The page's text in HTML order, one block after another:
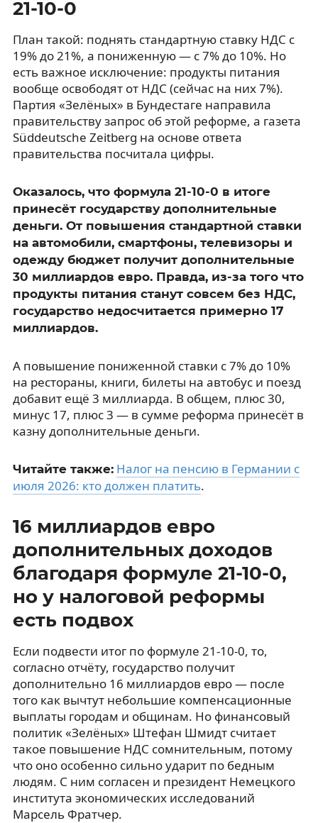
21-10-0
План такой: поднять стандартную ставку НДС с
19% до 21%, а пониженную — с 7% до 10%. Но
есть важное исключение: продукты питания
вообще освободят от НДС (сейчас на них 7%).
Партия «Зелёных» в Бундестаге направила
правительству запрос об этой реформе, а газета
Süddeutsche Zeitberg на основе ответа
правительства посчитала цифры.
Оказалось, что формула 21-10-0 в итоге
принесёт государству дополнительные
деньги. От повышения стандартной ставки
на автомобили, смартфоны, телевизоры и
одежду бюджет получит дополнительные
30 миллиардов евро. Правда, из-за того что
продукты питания станут совсем без НДС,
государство недосчитается примерно 17
миллиардов.
А повышение пониженной ставки с 7% до 10%
на рестораны, книги, билеты на автобус и поезд
добавит ещё 3 миллиарда. В общем, плюс 30,
минус 17, плюс 3 — в сумме реформа принесёт в
казну дополнительные деньги.
Читайте также: Налог на пенсию в Германии с
июля 2026: кто должен платить.
16 миллиардов евро
дополнительных доходов
благодаря формуле 21-10-0,
но у налоговой реформы
есть подвох
Если подвести итог по формуле 21-10-0, то,
согласно отчёту, государство получит
дополнительно 16 миллиардов евро — после
того как вычтут небольшие компенсационные
выплаты городам и общинам. Но финансовый
политик «Зелёных» Штефан Шмидт считает
такое повышение НДС сомнительным, потому
что оно особенно сильно ударит по бедным
людям. С ним согласен и президент Немецкого
института экономических исследований
Марсель Фратчер.